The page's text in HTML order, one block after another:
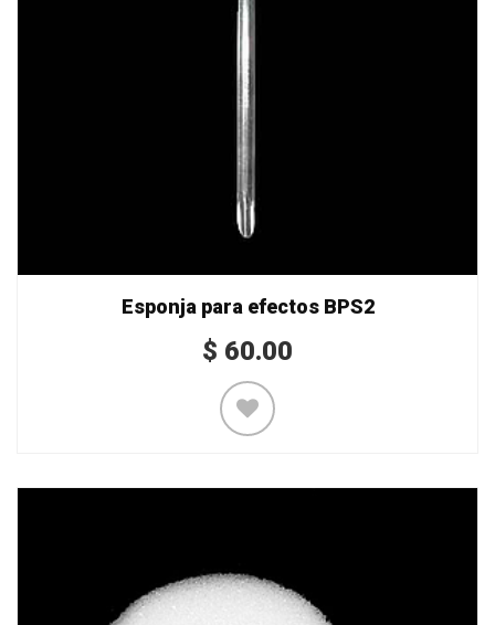
Esponja para efectos BPS2
$ 60.00